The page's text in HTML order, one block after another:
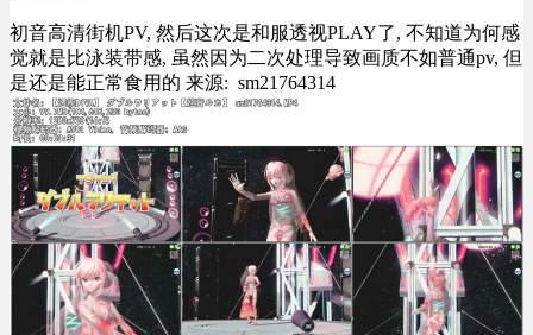
初音高清街机PV, 然后这次是和服透视PLAY了, 不知道为何感
觉就是比泳装带感, 虽然因为二次处理导致画质不如普通pv, 但
是还是能正常食用的 来源: sm21764314